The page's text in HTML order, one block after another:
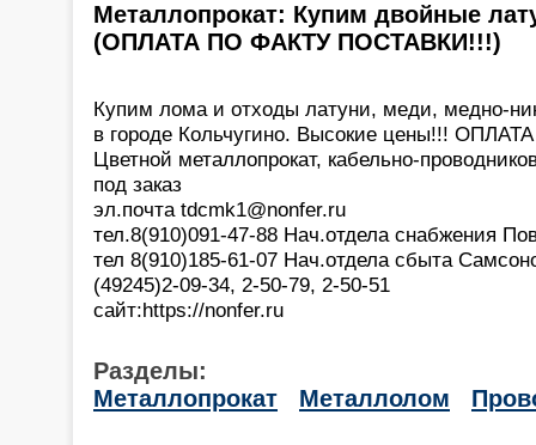
Металлопрокат: Купим двойные
(ОПЛАТА ПО ФАКТУ ПОСТАВКИ!!!)
Купим лома и отходы латуни, меди, медно-
в городе Кольчугино. Высокие цены!!!
Цветной металлопрокат, кабельно-
под заказ
эл.почта tdcmk1@nonfer.ru
тел.8(910)091-47-88 Нач.отдела снабжения
тел 8(910)185-61-07 Нач.отдела сбыта
(49245)2-09-34, 2-50-79, 2-50-51
сайт:https://nonfer.ru
Разделы:
Металлопрокат
Металлолом